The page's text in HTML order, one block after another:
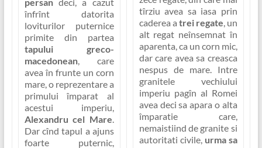
persandeci, a cazut
înfrînt datorita
loviturilor puternice
primite din partea
tapului greco-
macedonean, care
avea în frunte un corn
mare, o reprezentare a
primului împarat al
acestui imperiu,
Alexandru cel Mare.
Dar cînd tapul a ajuns
foarte puternic,
tîrziu avea sa iasa prin
caderea a trei regate, un
alt regat neînsemnat în
aparenta, ca un corn mic,
dar care avea sa creasca
nespus de mare. Intre
granitele vechiului
imperiu pagîn al Romei
avea deci sa apara o alta
împaratie care,
nemaistiind de granite si
autoritati civile, urma sa